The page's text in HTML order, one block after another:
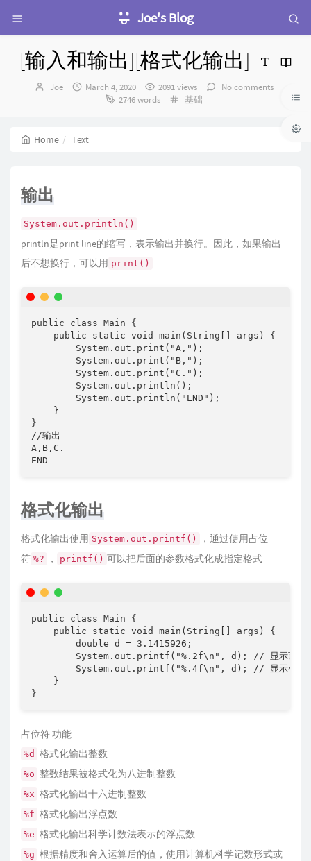
Joe's Blog
[输入和输出][格式化输出]
Author：
Joe
发
March 4, 2020 2091 views
No comments
2746 words
Categories：
基础
Home Text
输出
System.out.println()
println是print line的缩写，表示输出并换行。因此，如果输出
后不想换行，可以用 print()
public class Main {
    public static void main(String[] args) {
        System.out.print("A,");
        System.out.print("B,");
        System.out.print("C.");
        System.out.println();
        System.out.println("END");
    }
}
//输出
A,B,C.
END
格式化输出
格式化输出使用 System.out.printf()
，通过使用占位
符 %? ， printf() 可以把后面的参数格式化成指定格式
public class Main {
    public static void main(String[] args) {
        double d = 3.1415926;
System.out.printf("%.2f\n", d); // 显示两位
System.out.printf("%.4f\n", d); // 显示4位
    }
}
占位符 功能
%d 格式化输出整数
%o 整数结果被格式化为八进制整数
%x 格式化输出十六进制整数
%f 格式化输出浮点数
%e 格式化输出科学计数法表示的浮点数
%g 根据精度和舍入运算后的值，使用计算机科学记数形式或